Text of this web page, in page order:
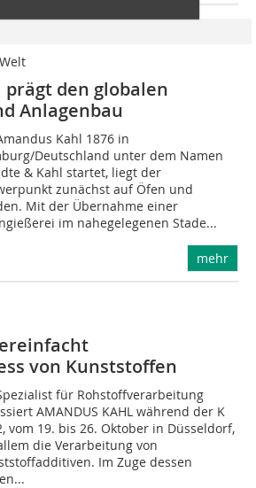
prägt den globalen
Anlagenbau
Kahl 1876 in
Deutschland unter dem Namen
& Kahl startet, liegt der
zunächst auf Öfen und
Mit der Übernahme einer
im nahegelegenen Stade...
mehr
von Kunststoffen
für Rohstoffverarbeitung
AMANDUS KAHL während der K
vom 19. bis 26. Oktober in Düsseldorf,
die Verarbeitung von
Im Zuge dessen